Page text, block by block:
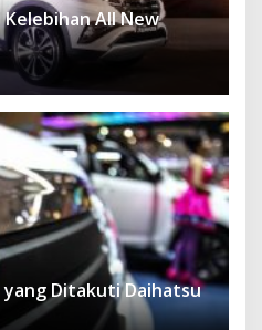
All New
yang Ditakuti Daihatsu